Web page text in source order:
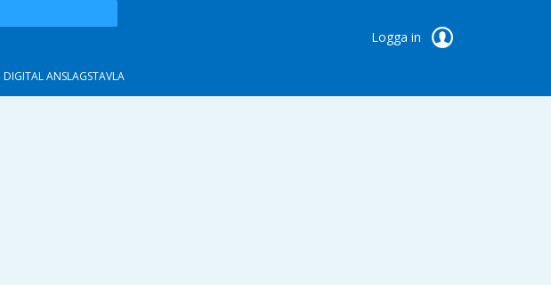
Logga in
DIGITAL ANSLAGSTAVLA